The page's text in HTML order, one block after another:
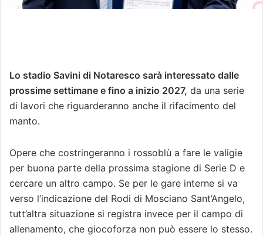
Lo stadio Savini di Notaresco sarà interessato dalle
prossime settimane e fino a inizio 2027, da una serie
di lavori che riguarderanno anche il rifacimento del
manto.
Opere che costringeranno i rossoblù a fare le valigie
per buona parte della prossima stagione di Serie D e
cercare un altro campo. Se per le gare interne si va
verso l’indicazione del Rodi di Mosciano Sant’Angelo,
tutt’altra situazione si registra invece per il campo di
allenamento, che giocoforza non può essere lo stesso.